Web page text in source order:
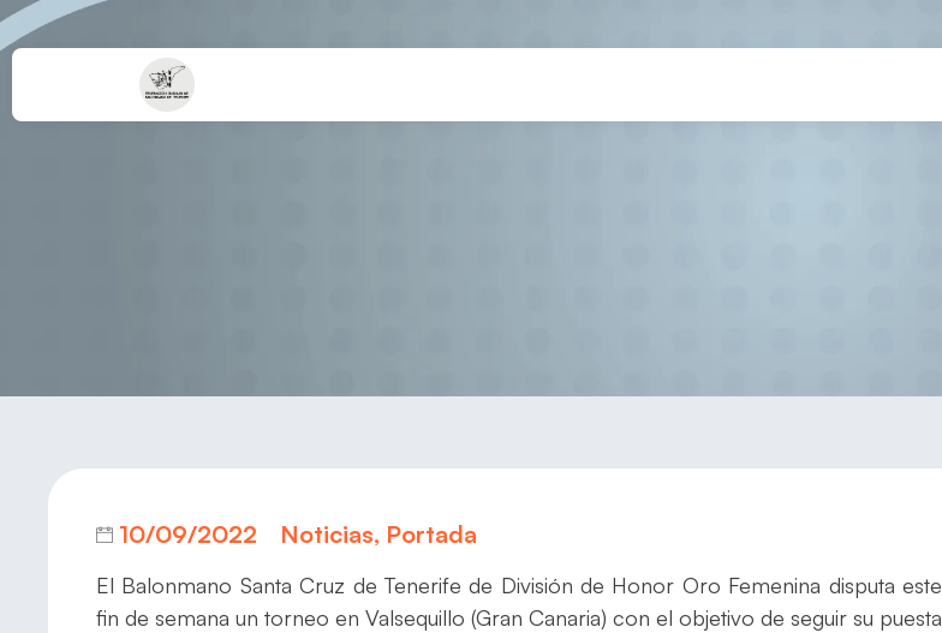
10/09/2022 Noticias, Portada
El Balonmano Santa Cruz de Tenerife de División de Honor Oro Femenina disputa este
fin de semana un torneo en Valsequillo (Gran Canaria) con el objetivo de seguir su puesta